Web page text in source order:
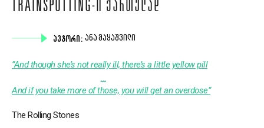
TRAINSPOTTING-Ი ᲥᲐᲠᲗᲣᲚᲐᲓ
ᲐᲕᲢᲝᲠᲘ: ᲐᲜᲐ ᲛᲐᲧᲐᲨᲕᲘᲚᲘ
”And though she’s not really ill, there’s a little yellow pill
…
And if you take more of those, you will get an overdose”
The Rolling Stones